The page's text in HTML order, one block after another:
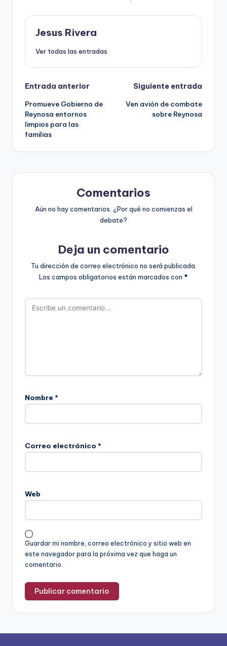
Jesus Rivera
Ver todas las entradas
Navegación
de
entradas
Entrada anterior
Promueve Gobierno de
Reynosa entornos
limpios para las
familias
Siguiente entrada
Ven avión de combate
sobre Reynosa
Comentarios
Aún no hay comentarios. ¿Por qué no comienzas el
debate?
Deja un comentario
Tu dirección de correo electrónico no será publicada.
Los campos obligatorios están marcados con *
Nombre *
Correo electrónico *
Web
Guardar mi nombre, correo electrónico y sitio web en
este navegador para la próxima vez que haga un
comentario.